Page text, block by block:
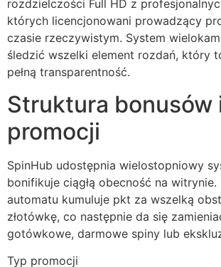
panel
panel
panel
panel
panel
panel
panel
panel
rozdzielczości Full HD z
których licencjonowani prowadzący
czasie rzeczywistym. System
śledzić wszelki element rozdań, który
pełną transparentność.
Struktura bonusów
promocji
SpinHub udostępnia wielostopniowy
bonifikuje ciągłą obecność na
automatu kumuluje pkt za wszelką
złotówkę, co następnie da się
gotówkowe, darmowe spiny lub
Typ promocji